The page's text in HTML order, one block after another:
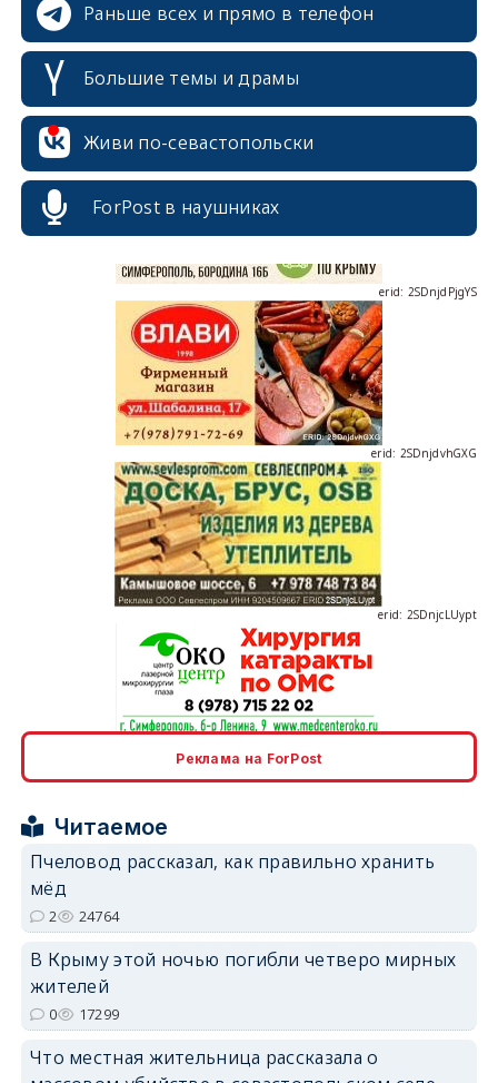
Раньше всех и прямо в телефон
Большие темы и драмы
Живи по-севастопольски
ForPost в наушниках
erid: 2SDnjcrDNw6
erid: 2SDnjdPjgYS
erid: 2SDnjdvhGXG
erid: 2SDnjcLUypt
Реклама на ForPost
Читаемое
Пчеловод рассказал, как правильно хранить
мёд
2 24764
В Крыму этой ночью погибли четверо мирных
жителей
0 17299
Что местная жительница рассказала о